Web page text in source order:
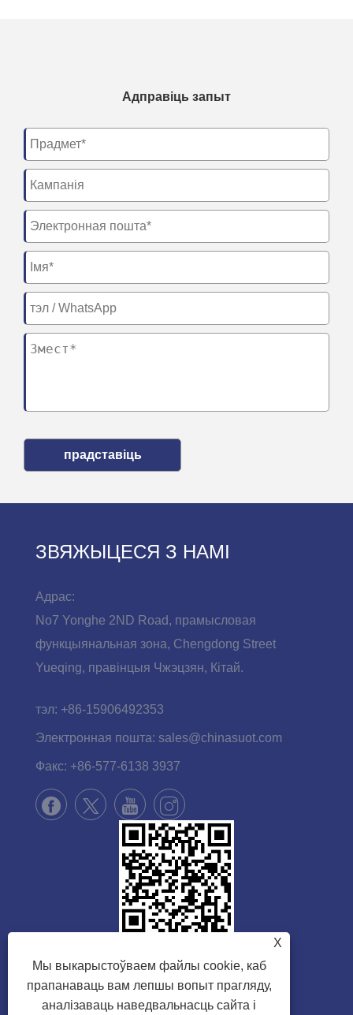
Адправіць запыт
прадставіць
ЗВЯЖЫЦЕСЯ З НАМІ
Адрас:
No7 Yonghe 2ND Road, прамысловая
функцыянальная зона, Chengdong Street
Yueqing, правінцыя Чжэцзян, Кітай.
тэл: +86-15906492353
Электронная пошта: sales@chinasuot.com
Факс: +86-577-6138 3937
X
Мы выкарыстоўваем файлы cookie, каб
прапанаваць вам лепшы вопыт прагляду,
аналізаваць наведвальнасць сайта і